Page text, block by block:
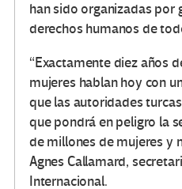
han sido organizadas por
derechos humanos de
“Exactamente diez años
mujeres hablan hoy con
que las autoridades
que pondrá en peligro la
de millones de mujeres y
Agnes Callamard,
Internacional.